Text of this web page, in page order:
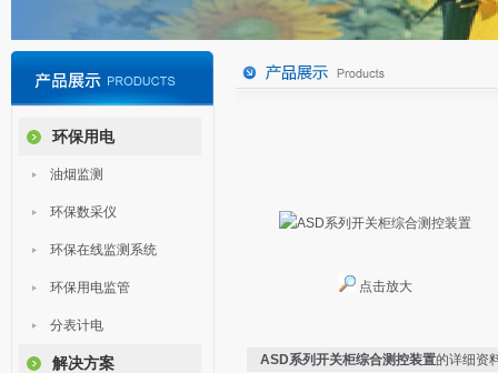
环保用电
油烟监测
环保数采仪
环保在线监测系统
环保用电监管
分表计电
解决方案
点击放大
ASD系列开关柜综合测控装置的详细资